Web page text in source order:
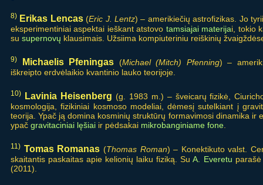
8) Erikas Lencas(Eric J. Lentz) – amerikiečių astrofizikas. Jo
eksperimentiniai aspektai ieškant atstovo tamsiajai materijai, tokio
su supernovų klausimais. Užsiima kompiuteriniu reiškinių
9) Michaelis Pfeningas (Michael (Mitch) Pfenning) –
iškreipto erdvėlaikio kvantinio lauko teorijoje.
10) Lavinia Heisenberg (g. 1983 m.) – šveicarų fizikė,
kosmologija, fizikiniai kosmoso modeliai, dėmesį sutelkiant į
teorija. Ypač ją domina kosminių struktūrų formavimosi dinamika ir
ypač gravitaciniai lęšiai ir pėdsakai mikrobanginiame fone
11) Tomas Romanas (Thomas Roman) – Konektikuto valst.
skaitantis paskaitas apie kelionių laiku fiziką. SuA. Everetu
(2011).